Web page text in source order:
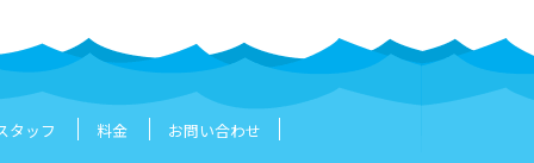
タッフ 料金 お問い合わせ